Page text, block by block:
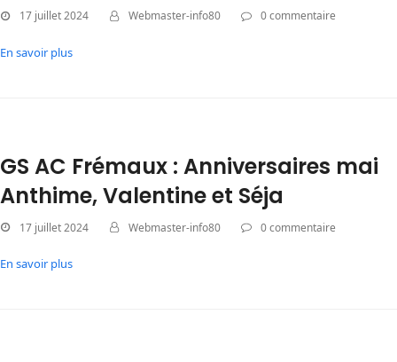
17 juillet 2024 Webmaster-info80 0 commentaire
En savoir plus
GS AC Frémaux : Anniversaires mai
Anthime, Valentine et Séja
17 juillet 2024 Webmaster-info80 0 commentaire
En savoir plus